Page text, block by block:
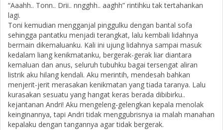
“Aaahh.. Tonn.. Drii.. nngghh.. aaghh” rintihku tak tertahankan
lagi.
Toni kemudian mengganjal pinggulku dengan bantal sofa
sehingga pantatku menjadi terangkat, lalu kembali lidahnya
bermain dikemaluanku. Kali ini ujung lidahnya sampai masuk
kedalam liang kenikmatanku, bergerak-gerak liar diantara
kemaluan dan anus, seluruh tubuhku bagai tersengat aliran
listrik aku hilang kendali. Aku merintih, mendesah bahkan
menjerit-jerit merasakan kenikmatan yang tiada taranya. Lalu
kurasakan sesuatu yang hangat keras berada dibibirku..
kejantanan Andri! Aku mengeleng-gelengkan kepala menolak
keinginannya, tapi Andri tidak menggubrisnya ia malah manahan
kepalaku dengan tangannya agar tidak bergerak.